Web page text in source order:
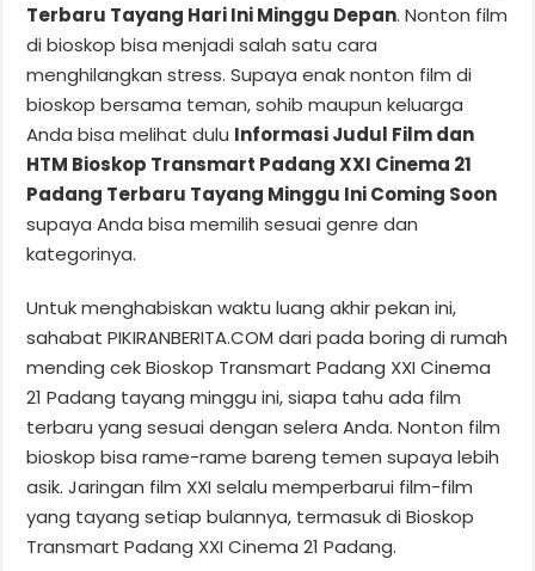
Terbaru Tayang Hari Ini Minggu Depan. Nonton film
di bioskop bisa menjadi salah satu cara
menghilangkan stress. Supaya enak nonton film di
bioskop bersama teman, sohib maupun keluarga
Anda bisa melihat dulu Informasi Judul Film dan
HTM Bioskop Transmart Padang XXI Cinema 21
Padang Terbaru Tayang Minggu Ini Coming Soon
supaya Anda bisa memilih sesuai genre dan
kategorinya.
Untuk menghabiskan waktu luang akhir pekan ini,
sahabat PIKIRANBERITA.COM dari pada boring di rumah
mending cek Bioskop Transmart Padang XXI Cinema
21 Padang tayang minggu ini, siapa tahu ada film
terbaru yang sesuai dengan selera Anda. Nonton film
bioskop bisa rame-rame bareng temen supaya lebih
asik. Jaringan film XXI selalu memperbarui film-film
yang tayang setiap bulannya, termasuk di Bioskop
Transmart Padang XXI Cinema 21 Padang.